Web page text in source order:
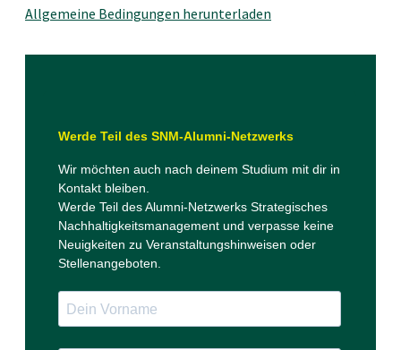
Allgemeine Bedingungen herunterladen